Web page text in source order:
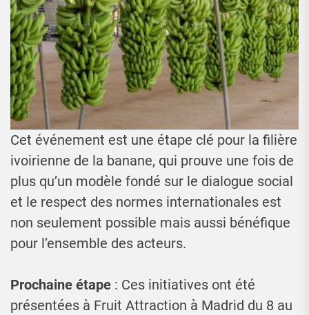
Cet événement est une étape clé pour la filière
ivoirienne de la banane, qui prouve une fois de
plus qu’un modèle fondé sur le dialogue social
et le respect des normes internationales est
non seulement possible mais aussi bénéfique
pour l’ensemble des acteurs.
Prochaine étape : Ces initiatives ont été
présentées à Fruit Attraction à Madrid du 8 au